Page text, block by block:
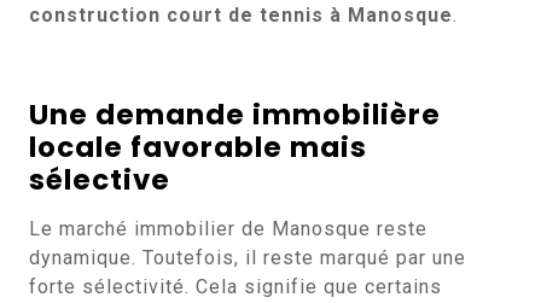
construction court de tennis à Manosque.
Une demande immobilière
locale favorable mais
sélective
Le marché immobilier de Manosque reste
dynamique. Toutefois, il reste marqué par une
forte sélectivité. Cela signifie que certains